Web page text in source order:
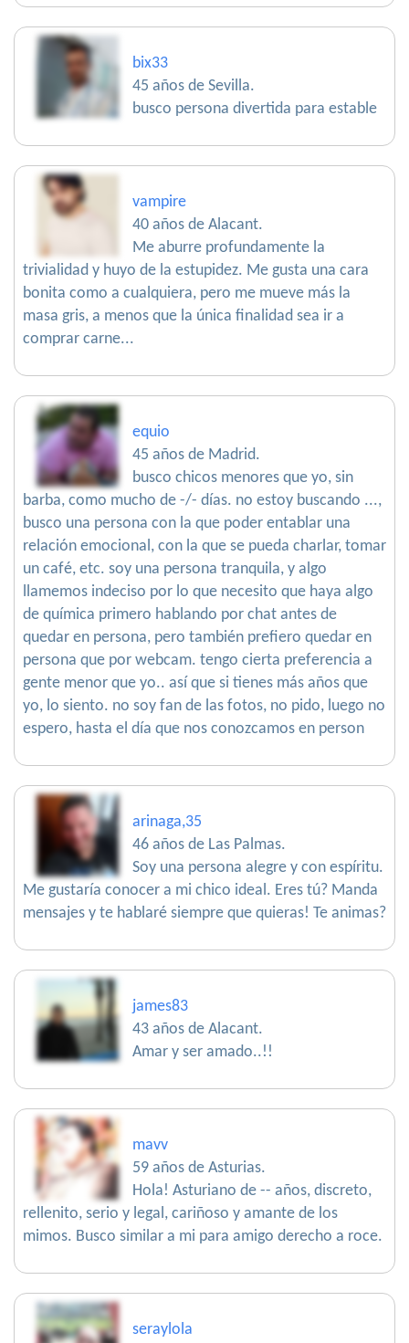
bix33
45 años de Sevilla.
busco persona divertida para estable
vampire
40 años de Alacant.
Me aburre profundamente la
trivialidad y huyo de la estupidez. Me gusta una cara
bonita como a cualquiera, pero me mueve más la
masa gris, a menos que la única finalidad sea ir a
comprar carne...
equio
45 años de Madrid.
busco chicos menores que yo, sin
barba, como mucho de -/- días. no estoy buscando ...,
busco una persona con la que poder entablar una
relación emocional, con la que se pueda charlar, tomar
un café, etc. soy una persona tranquila, y algo
llamemos indeciso por lo que necesito que haya algo
de química primero hablando por chat antes de
quedar en persona, pero también prefiero quedar en
persona que por webcam. tengo cierta preferencia a
gente menor que yo.. así que si tienes más años que
yo, lo siento. no soy fan de las fotos, no pido, luego no
espero, hasta el día que nos conozcamos en person
arinaga,35
46 años de Las Palmas.
Soy una persona alegre y con espíritu.
Me gustaría conocer a mi chico ideal. Eres tú? Manda
mensajes y te hablaré siempre que quieras! Te animas?
james83
43 años de Alacant.
Amar y ser amado..!!
mavv
59 años de Asturias.
Hola! Asturiano de -- años, discreto,
rellenito, serio y legal, cariñoso y amante de los
mimos. Busco similar a mi para amigo derecho a roce.
seraylola